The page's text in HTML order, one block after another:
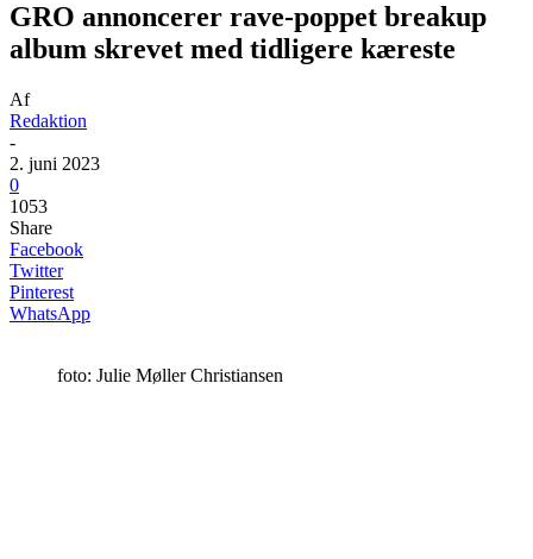
GRO annoncerer rave-poppet breakup
album skrevet med tidligere kæreste
Af
Redaktion
-
2. juni 2023
0
1053
Share
Facebook
Twitter
Pinterest
WhatsApp
foto: Julie Møller Christiansen